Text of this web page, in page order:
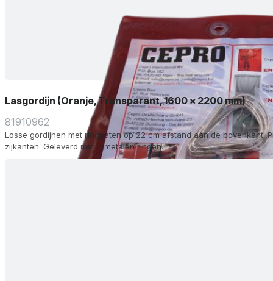
Lasgordijn (Oranje, Transparant, 1600 x 2200 mm)
81910962
Losse gordijnen met ringgaten op 22 cm afstand aan de bovenkant.
zijkanten. Geleverd met 7 metalen ringen.